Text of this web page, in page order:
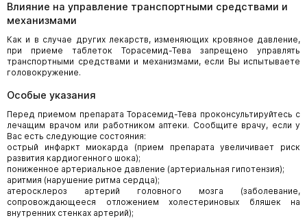
Влияние на управление транспортными средствами и
механизмами
Как и в случае других лекарств, изменяющих кровяное давление,
при приеме таблеток Торасемид-Тева запрещено управлять
транспортными средствами и механизмами, если Вы испытываете
головокружение.
Особые указания
Перед приемом препарата Торасемид-Тева проконсультируйтесь с
лечащим врачом или работником аптеки. Сообщите врачу, если у
Вас есть следующие состояния:
острый инфаркт миокарда (прием препарата увеличивает риск
развития кардиогенного шока);
пониженное артериальное давление (артериальная гипотензия);
аритмия (нарушение ритма сердца);
атеросклероз артерий головного мозга (заболевание,
сопровождающееся отложением холестериновых бляшек на
внутренних стенках артерий);